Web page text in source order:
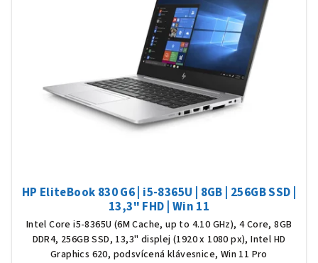
HP EliteBook 830 G6 | i5-8365U | 8GB | 256GB SSD |
13,3" FHD | Win 11
Intel Core i5-8365U (6M Cache, up to 4.10 GHz), 4 Core, 8GB
DDR4, 256GB SSD, 13,3" displej (1920 x 1080 px), Intel HD
Graphics 620, podsvícená klávesnice, Win 11 Pro